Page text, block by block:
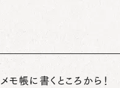
帳に書くところから！